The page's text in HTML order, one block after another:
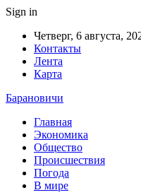
Sign in
Четверг, 6 августа,
Контакты
Лента
Карта
Барановичи
Главная
Экономика
Общество
Происшествия
Погода
В мире